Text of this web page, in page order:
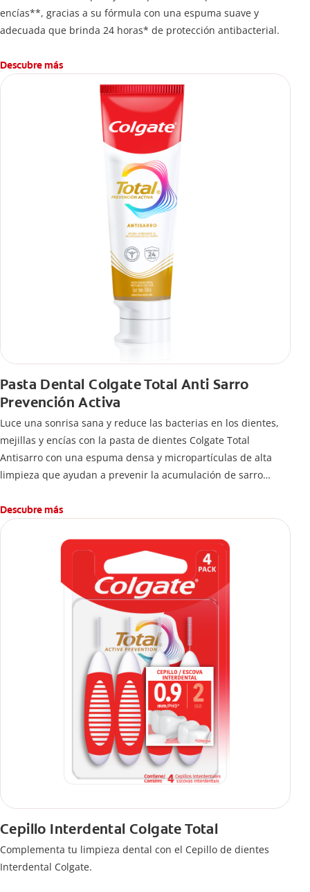
encías**, gracias a su fórmula con una espuma suave y
adecuada que brinda 24 horas* de protección antibacterial.
Descubre más
Pasta Dental Colgate Total Anti Sarro
Prevención Activa
Luce una sonrisa sana y reduce las bacterias en los dientes,
mejillas y encías con la pasta de dientes Colgate Total
Antisarro con una espuma densa y micropartículas de alta
limpieza que ayudan a prevenir la acumulación de sarro
Descubre más
Cepillo Interdental Colgate Total
Complementa tu limpieza dental con el Cepillo de dientes
Interdental Colgate.